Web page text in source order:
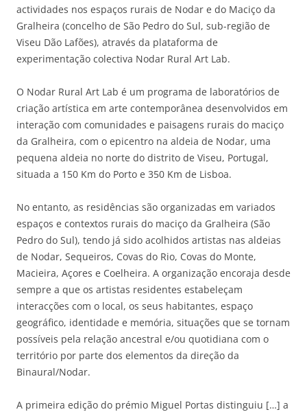
actividades nos espaços rurais de Nodar e do Maciço da
Gralheira (concelho de São Pedro do Sul, sub-região de
Viseu Dão Lafões), através da plataforma de
experimentação colectiva Nodar Rural Art Lab.
O Nodar Rural Art Lab é um programa de laboratórios de
criação artística em arte contemporânea desenvolvidos em
interação com comunidades e paisagens rurais do maciço
da Gralheira, com o epicentro na aldeia de Nodar, uma
pequena aldeia no norte do distrito de Viseu, Portugal,
situada a 150 Km do Porto e 350 Km de Lisboa.
No entanto, as residências são organizadas em variados
espaços e contextos rurais do maciço da Gralheira (São
Pedro do Sul), tendo já sido acolhidos artistas nas aldeias
de Nodar, Sequeiros, Covas do Rio, Covas do Monte,
Macieira, Açores e Coelheira. A organização encoraja desde
sempre a que os artistas residentes estabeleçam
interacções com o local, os seus habitantes, espaço
geográfico, identidade e memória, situações que se tornam
possíveis pela relação ancestral e/ou quotidiana com o
território por parte dos elementos da direção da
Binaural/Nodar.
A primeira edição do prémio Miguel Portas distinguiu […] a